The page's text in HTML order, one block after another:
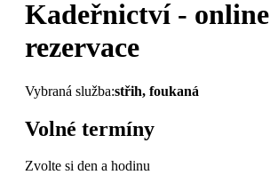
Kadeřnictví - online
rezervace
Vybraná služba:střih, foukaná
Volné termíny
Zvolte si den a hodinu